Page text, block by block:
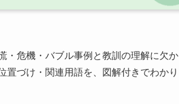
・危機・バブル事例と教訓の理解に欠か
づけ・関連用語を、図解付きでわかり